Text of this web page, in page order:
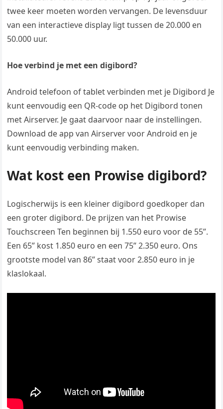
twee keer moeten worden vervangen. De levensduur
van een interactieve display ligt tussen de 20.000 en
50.000 uur.
Hoe verbind je met een digibord?
Android telefoon of tablet verbinden met je Digibord Je
kunt eenvoudig een QR-code op het Digibord tonen
met Airserver. Je gaat daarvoor naar de instellingen.
Download de app van Airserver voor Android en je
kunt eenvoudig verbinding maken.
Wat kost een Prowise digibord?
Logischerwijs is een kleiner digibord goedkoper dan
een groter digibord. De prijzen van het Prowise
Touchscreen Ten beginnen bij 1.550 euro voor de 55”.
Een 65” kost 1.850 euro en een 75” 2.350 euro. Ons
grootste model van 86” staat voor 2.850 euro in je
klaslokaal.